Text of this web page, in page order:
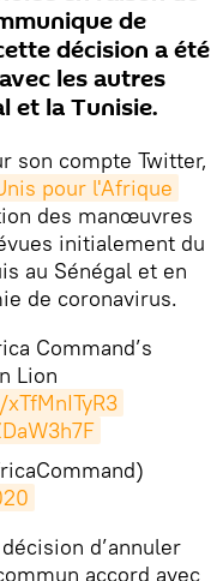
de
décision a été
les autres
et la Tunisie.
son compte Twitter,
pour l'Afrique
des manœuvres
initialement du
au Sénégal et en
de coronavirus.
Command’s
Lion
d’annuler
accord avec